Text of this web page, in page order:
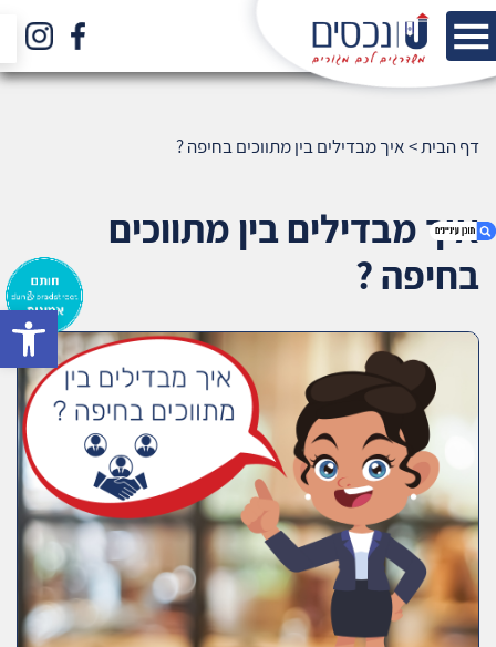
דף הבית>איך מבדילים בין מתווכים בחיפה ?
איך מבדילים בין מתווכים
בחיפה ?